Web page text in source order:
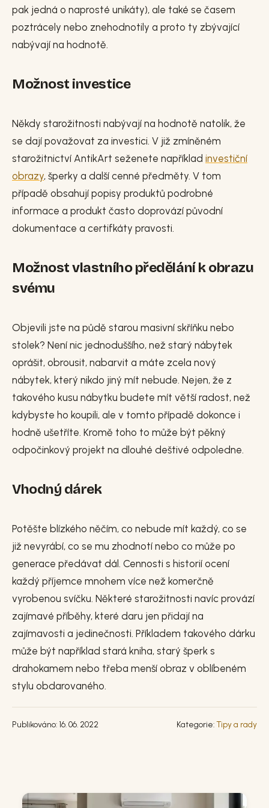
pak jedná o naprosté unikáty), ale také se časem
poztrácely nebo znehodnotily a proto ty zbývající
nabývají na hodnotě.
Možnost investice
Někdy starožitnosti nabývají na hodnotě natolik, že
se dají považovat za investici. V již zmíněném
starožitnictví AntikArt seženete například investiční
obrazy, šperky a další cenné předměty. V tom
případě obsahují popisy produktů podrobné
informace a produkt často doprovází původní
dokumentace a certifkáty pravosti.
Možnost vlastního předělání k obrazu
svému
Objevili jste na půdě starou masivní skříňku nebo
stolek? Není nic jednoduššího, než starý nábytek
oprášit, obrousit, nabarvit a máte zcela nový
nábytek, který nikdo jiný mít nebude. Nejen, že z
takového kusu nábytku budete mít větší radost, než
kdybyste ho koupili, ale v tomto případě dokonce i
hodně ušetříte. Kromě toho to může být pěkný
odpočinkový projekt na dlouhé deštivé odpoledne.
Vhodný dárek
Potěšte blízkého něčím, co nebude mít každý, co se
již nevyrábí, co se mu zhodnotí nebo co může po
generace předávat dál. Cennosti s historií ocení
každý příjemce mnohem více než komerčně
vyrobenou svíčku. Některé starožitnosti navíc provází
zajímavé příběhy, které daru jen přidají na
zajímavosti a jedinečnosti. Příkladem takového dárku
může být například stará kniha, starý šperk s
drahokamem nebo třeba menší obraz v oblíbeném
stylu obdarovaného.
Publikováno: 16. 06. 2022 Kategorie:Tipy a rady